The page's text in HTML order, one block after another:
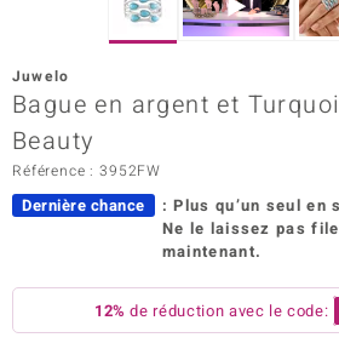
Juwelo
Bague en argent et
Beauty
Référence : 3952FW
Dernière chance
: Plus qu’un seul en
Ne le laissez pas
maintenant.
12% de réduction avec le code: